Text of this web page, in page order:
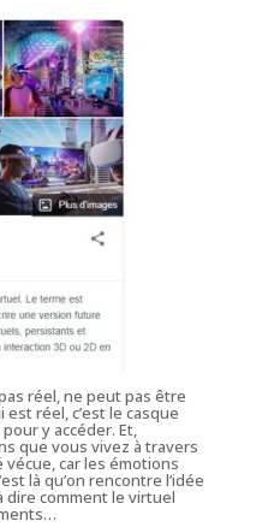
réel, ne peut pas être
réel, c’est le casque
y accéder. Et,
que vous vivez à travers
vécue, car les émotions
là qu’on rencontre l’idée
dire comment le virtuel